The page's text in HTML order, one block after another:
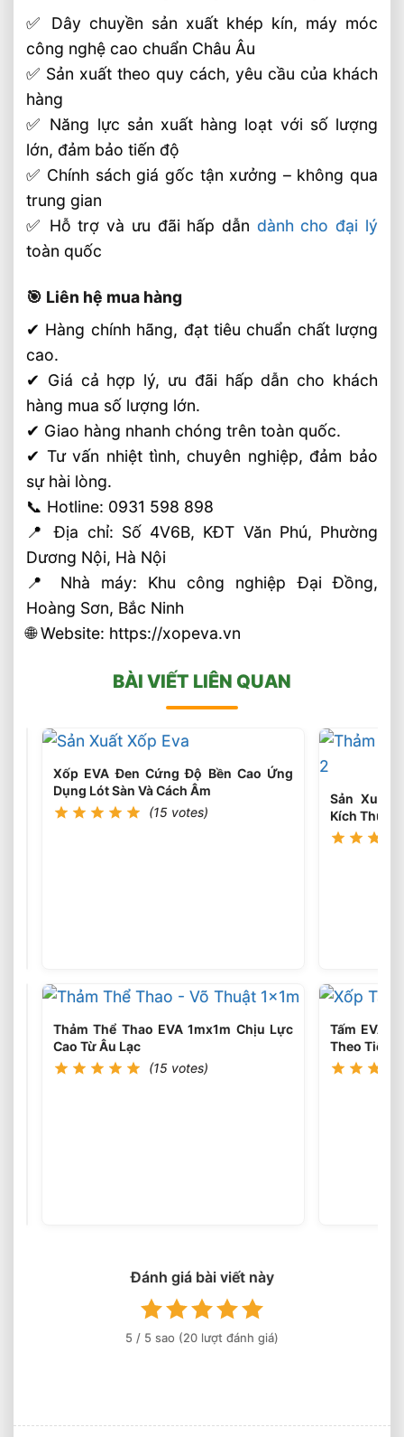
✅ Dây chuyền sản xuất khép kín, máy móc
công nghệ cao chuẩn Châu Âu
✅ Sản xuất theo quy cách, yêu cầu của khách
hàng
✅ Năng lực sản xuất hàng loạt với số lượng
lớn, đảm bảo tiến độ
✅ Chính sách giá gốc tận xưởng – không qua
trung gian
✅ Hỗ trợ và ưu đãi hấp dẫn dành cho đại lý
toàn quốc
🎯 Liên hệ mua hàng
✔ Hàng chính hãng, đạt tiêu chuẩn chất lượng
cao.
✔ Giá cả hợp lý, ưu đãi hấp dẫn cho khách
hàng mua số lượng lớn.
✔ Giao hàng nhanh chóng trên toàn quốc.
✔ Tư vấn nhiệt tình, chuyên nghiệp, đảm bảo
sự hài lòng.
📞 Hotline: 0931 598 898
📍 Địa chỉ: Số 4V6B, KĐT Văn Phú, Phường
Dương Nội, Hà Nội
📍 Nhà máy: Khu công nghiệp Đại Đồng,
Hoàng Sơn, Bắc Ninh
🌐 Website: https://xopeva.vn
BÀI VIẾT LIÊN QUAN
Hóa
Khi
Vận
Chuyển
Xốp EVA Đen Cứng Độ Bền Cao Ứng
Dụng Lót Sàn Và Cách Âm
(15 votes)
Thảm Thể Thao EVA 1mx1m Chịu Lực
Cao Từ Âu Lạc
(15 votes)
Sản Xuất
Kích Thước
Tấm EVA
Theo Tiêu
Đánh giá bài viết này
5 / 5 sao (20 lượt đánh giá)